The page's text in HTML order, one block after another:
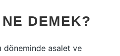
DEMEK?
döneminde asalet ve